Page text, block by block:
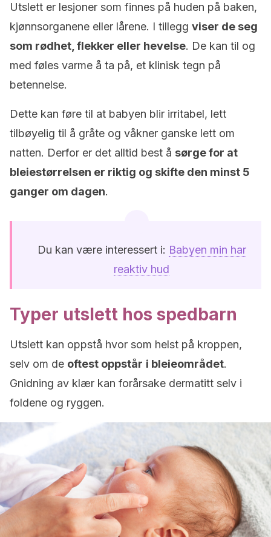
Utslett er lesjoner som finnes på huden på baken,
kjønnsorganene eller lårene. I tillegg viser de seg
som rødhet, flekker eller hevelse. De kan til og
med føles varme å ta på, et klinisk tegn på
betennelse.
Dette kan føre til at babyen blir irritabel, lett
tilbøyelig til å gråte og våkner ganske lett om
natten. Derfor er det alltid best å sørge for at
bleiestørrelsen er riktig og skifte den minst 5
ganger om dagen.
Du kan være interessert i: Babyen min har
reaktiv hud
Typer utslett hos spedbarn
Utslett kan oppstå hvor som helst på kroppen,
selv om de oftest oppstår i bleieområdet.
Gnidning av klær kan forårsake dermatitt selv i
foldene og ryggen.